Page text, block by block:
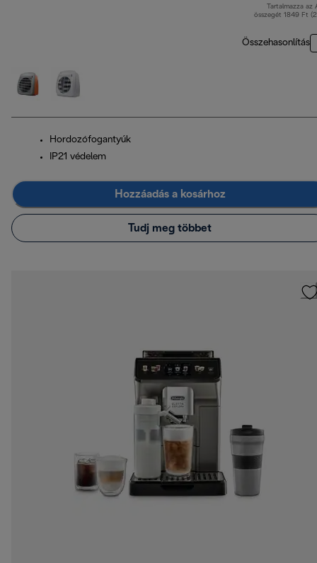
Tartalmazza az
összegét 1849 Ft
Összehasonlítás
Hordozófogantyúk
IP21 védelem
Hozzáadás a kosárhoz
Tudj meg többet